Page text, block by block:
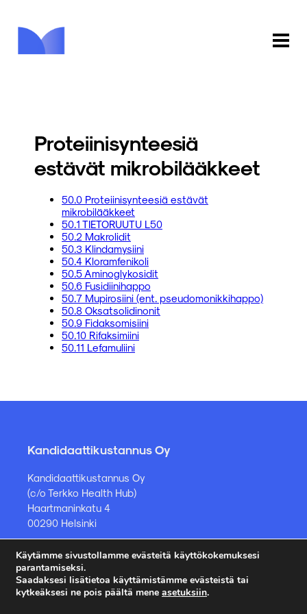
Proteiinisynteesiä
estävät mikrobilääkkeet
50.0 Proteiinisynteesiä estävät
mikrobilääkkeet
50.1 TIETORUUTU L50
50.2 Makrolidit
50.3 Klindamysiini
50.4 Kloramfenikoli
50.5 Aminoglykosidit
50.6 Fusidiinihappo
50.7 Mupirosiini (ent. pseudomonikkihappo)
50.8 Oksatsolidinonit
50.9 Fidaksomisiini
50.10 Rifaksimiini
50.11 Lefamuliini
Kandidaattikustannus Oy
Kandidaattikustannus Oy
(c/o Terkko Health Hub)
Haartmaninkatu 4
00290 Helsinki
Kirjakauppa ja muut asiat
kauppa@kandidaattikustannus.fi
Käytämme sivustollamme evästeitä käyttökokemuksesi
parantamiseksi.
Saadaksesi lisätietoa käyttämistämme evästeistä tai
kytkeäksesi ne pois päältä mene asetuksiin.